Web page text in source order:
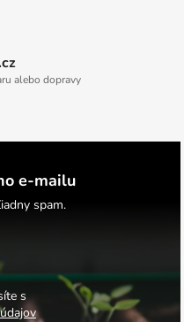
alebo dopravy
e-mailu
spam.
s